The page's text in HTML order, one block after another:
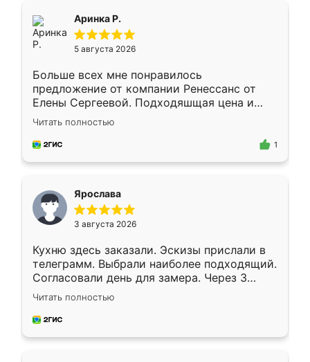
Аринка Р.
5 августа 2026
Больше всех мне понравилось
предложение от компании Ренессанс от
Елены Сергеевой. Подходяшщая цена и
короткие сроки изготовления. Приехавший
для замера сотрудник Владислав
предложил по моему эскизу самый
Читать полностью
1
Ярослава
3 августа 2026
Кухню здесь заказали. Эскизы прислали в
телеграмм. Выбрали наиболее подходящий.
Согласовали день для замера. Через 3
недели кухня была уже готова. Остались
довольны работой. Спасибо Ренессанс
мебель за качественную работу!
Читать полностью